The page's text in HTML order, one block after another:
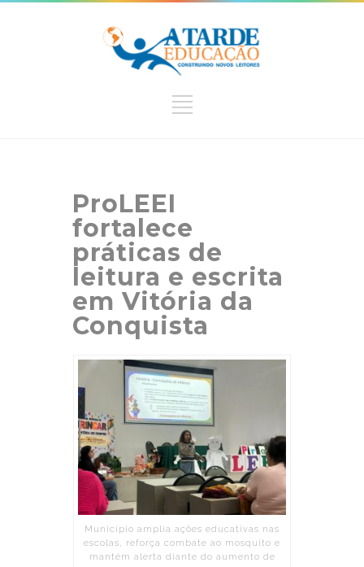
ProLEEI
fortalece
práticas de
leitura e escrita
em Vitória da
Conquista
Município amplia ações educativas nas
escolas, reforça combate ao mosquito e
mantém alerta diante do aumento de